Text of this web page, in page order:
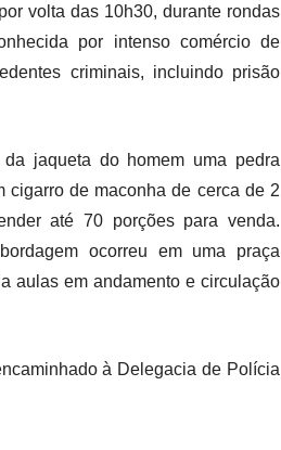
volta das 10h30, durante rondas
por intenso comércio de
criminais, incluindo prisão
jaqueta do homem uma pedra
cigarro de maconha de cerca de 2
até 70 porções para venda.
ocorreu em uma praça
aulas em andamento e circulação
à Delegacia de Polícia